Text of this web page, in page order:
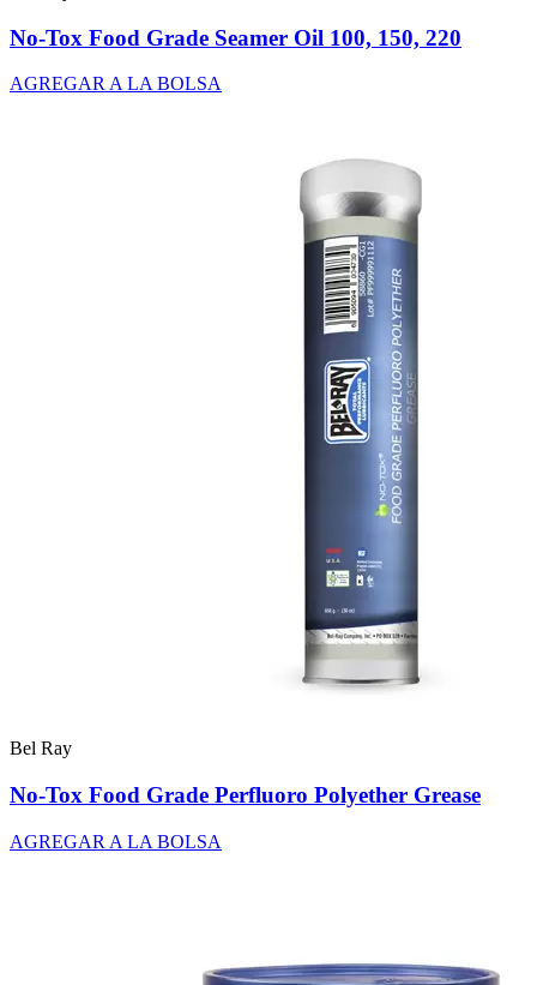
No-Tox Food Grade Seamer Oil 100, 150, 220
AGREGAR A LA BOLSA
Bel Ray
No-Tox Food Grade Perfluoro Polyether Grease
AGREGAR A LA BOLSA